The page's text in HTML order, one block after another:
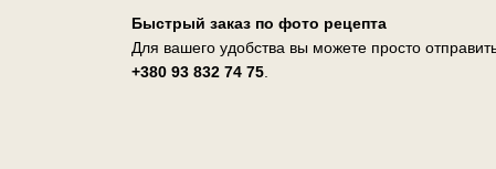
Быстрый заказ по фото рецепта
Для вашего удобства вы можете просто
+380 93 832 74 75.